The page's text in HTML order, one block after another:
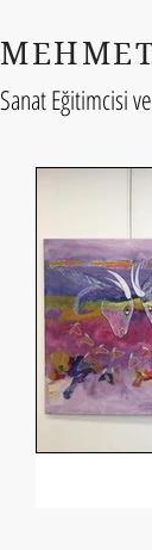
Sanat Eğitimcisi